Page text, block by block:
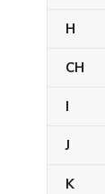
H
CH
I
J
K